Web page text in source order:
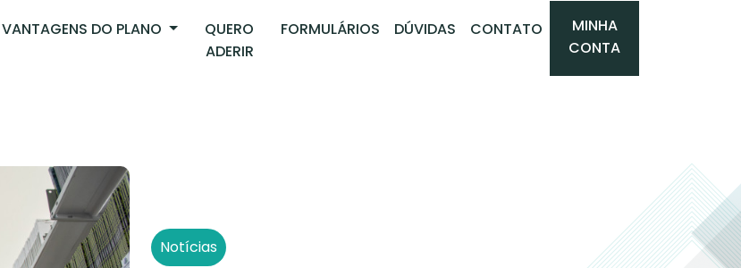
VANTAGENS DO PLANO
QUERO
ADERIR
FORMULÁRIOS DÚVIDAS CONTATO
MINHA
CONTA
Notícias